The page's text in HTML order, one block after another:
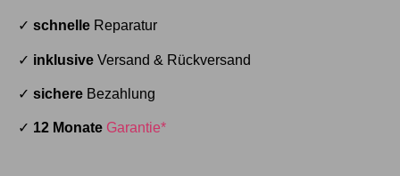
✓ schnelle Reparatur
✓ inklusive Versand & Rückversand
✓ sichere Bezahlung
✓ 12 Monate Garantie*